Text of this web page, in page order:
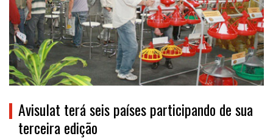
Avisulat terá seis países participando de sua
terceira edição